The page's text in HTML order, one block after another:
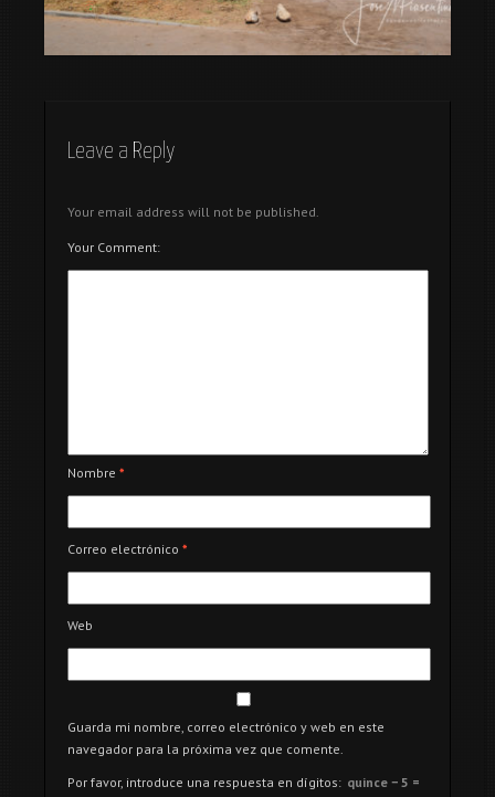
Leave a Reply
Your email address will not be published.
Your Comment:
Nombre *
Correo electrónico *
Web
Guarda mi nombre, correo electrónico y web en este
navegador para la próxima vez que comente.
Por favor, introduce una respuesta en dígitos: quince − 5 =